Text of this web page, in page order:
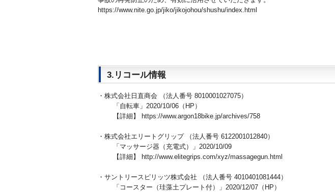
https://www.nite.go.jp/jiko/jikojohou/shushu/index.html
3.リコール情報
・株式会社日直商会 （法人番号 8010001027075）
「自転車」2020/10/06（HP）
【詳細】 https://www.argon18bike.jp/archives/758
・株式会社エリートグリップ （法人番号 6122001012840）
「マッサージ器（充電式）」2020/10/09
【詳細】 http://www.elitegrips.com/xyz/massagegun.html
・サントリースピリッツ株式会社 （法人番号 4010401081444）
「コースター（珪藻土プレート付）」2020/12/07（HP）